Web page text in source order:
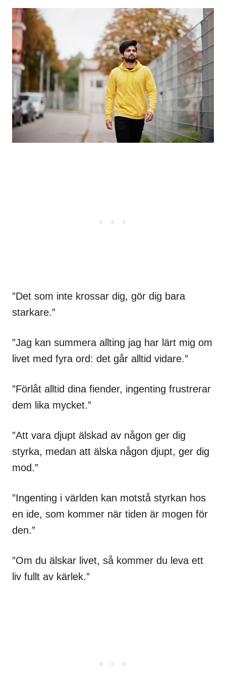
”Det som inte krossar dig, gör dig bara
starkare.”
”Jag kan summera allting jag har lärt mig om
livet med fyra ord: det går alltid vidare.”
”Förlåt alltid dina fiender, ingenting frustrerar
dem lika mycket.”
”Att vara djupt älskad av någon ger dig
styrka, medan att älska någon djupt, ger dig
mod.”
”Ingenting i världen kan motstå styrkan hos
en ide, som kommer när tiden är mogen för
den.”
”Om du älskar livet, så kommer du leva ett
liv fullt av kärlek.”